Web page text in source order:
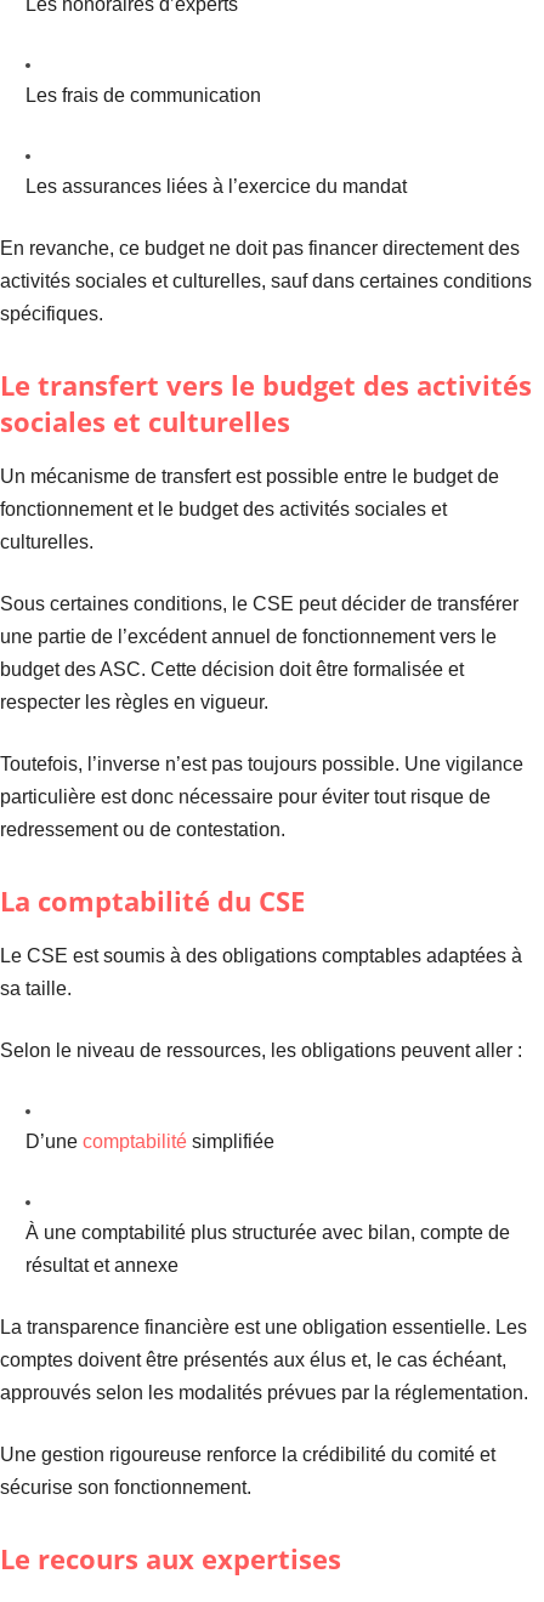
Les honoraires d’experts
Les frais de communication
Les assurances liées à l’exercice du mandat
En revanche, ce budget ne doit pas financer directement des
activités sociales et culturelles, sauf dans certaines conditions
spécifiques.
Le transfert vers le budget des activités
sociales et culturelles
Un mécanisme de transfert est possible entre le budget de
fonctionnement et le budget des activités sociales et
culturelles.
Sous certaines conditions, le CSE peut décider de transférer
une partie de l’excédent annuel de fonctionnement vers le
budget des ASC. Cette décision doit être formalisée et
respecter les règles en vigueur.
Toutefois, l’inverse n’est pas toujours possible. Une vigilance
particulière est donc nécessaire pour éviter tout risque de
redressement ou de contestation.
La comptabilité du CSE
Le CSE est soumis à des obligations comptables adaptées à
sa taille.
Selon le niveau de ressources, les obligations peuvent aller :
D’une comptabilité simplifiée
À une comptabilité plus structurée avec bilan, compte de
résultat et annexe
La transparence financière est une obligation essentielle. Les
comptes doivent être présentés aux élus et, le cas échéant,
approuvés selon les modalités prévues par la réglementation.
Une gestion rigoureuse renforce la crédibilité du comité et
sécurise son fonctionnement.
Le recours aux expertises